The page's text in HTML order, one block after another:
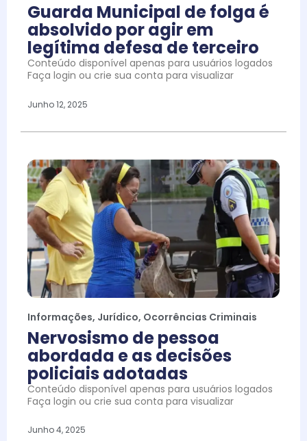
Guarda Municipal de folga é
absolvido por agir em
legítima defesa de terceiro
Conteúdo disponível apenas para usuários logados
Faça login ou crie sua conta para visualizar
Junho 12, 2025
Informações, Jurídico, Ocorrências Criminais
Nervosismo de pessoa
abordada e as decisões
policiais adotadas
Conteúdo disponível apenas para usuários logados
Faça login ou crie sua conta para visualizar
Junho 4, 2025